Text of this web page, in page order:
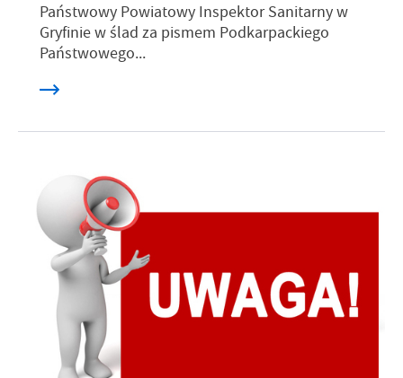
Państwowy Powiatowy Inspektor Sanitarny w
Gryfinie w ślad za pismem Podkarpackiego
Państwowego...